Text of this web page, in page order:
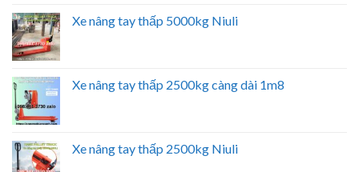
Xe nâng tay thấp 5000kg Niuli
Xe nâng tay thấp 2500kg càng dài 1m8
Xe nâng tay thấp 2500kg Niuli